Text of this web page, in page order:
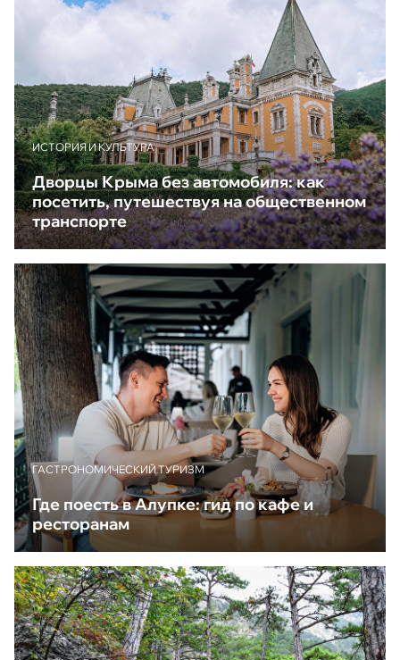
ИСТОРИЯ И КУЛЬТУРА
Дворцы Крыма без автомобиля: как
посетить, путешествуя на общественном
транспорте
ГАСТРОНОМИЧЕСКИЙ ТУРИЗМ
Где поесть в Алупке: гид по кафе и
ресторанам